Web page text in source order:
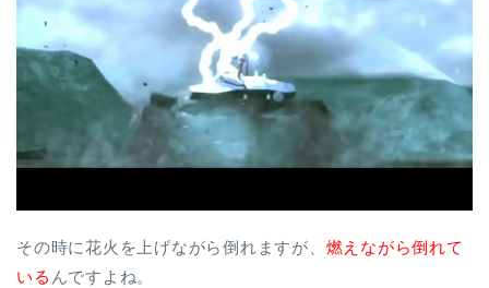
その時に花火を上げながら倒れますが、 燃えながら倒れて
いる んですよね。